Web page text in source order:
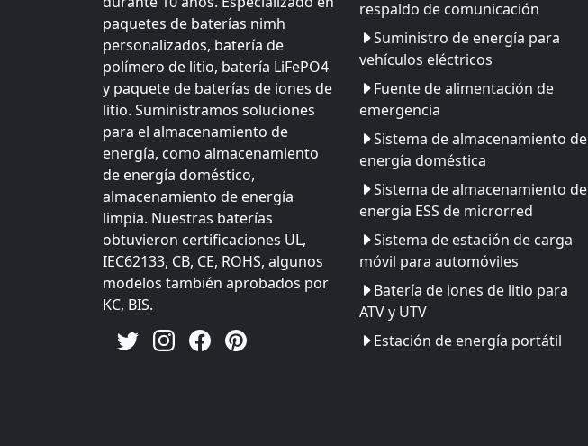
paquetes de baterías nimh
personalizados, batería de
polímero de litio, batería LiFePO4
y paquete de baterías de iones de
litio. Suministramos soluciones
para el almacenamiento de
energía, como almacenamiento
de energía doméstico,
almacenamiento de energía
limpia. Nuestras baterías
obtuvieron certificaciones UL,
IEC62133, CB, CE, ROHS, algunos
modelos también aprobados por
KC, BIS.
respaldo de comunicación
Suministro de energía para
vehículos eléctricos
Fuente de alimentación de
emergencia
Sistema de almacenamiento de
energía doméstica
Sistema de almacenamiento de
energía ESS de microrred
Sistema de estación de carga
móvil para automóviles
Batería de iones de litio para
ATV y UTV
Estación de energía portátil